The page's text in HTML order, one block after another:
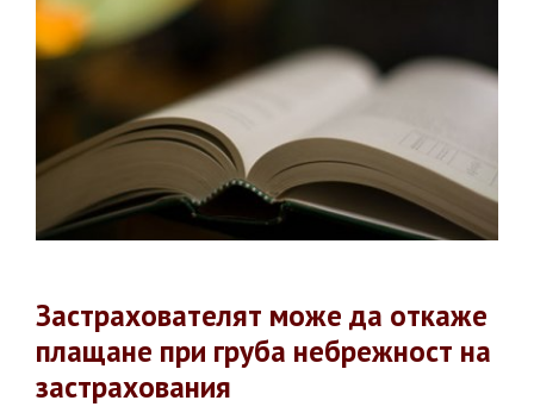
Застрахователят може да откаже
плащане при груба небрежност на
застрахования